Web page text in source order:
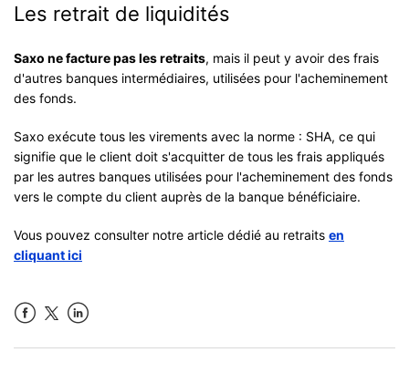
Les retrait de liquidités
Saxo ne facture pas les retraits, mais il peut y avoir des frais
d'autres banques intermédiaires, utilisées pour l'acheminement
des fonds.
Saxo exécute tous les virements avec la norme : SHA, ce qui
signifie que le client doit s'acquitter de tous les frais appliqués
par les autres banques utilisées pour l'acheminement des fonds
vers le compte du client auprès de la banque bénéficiaire.
Vous pouvez consulter notre article dédié au retraits en
cliquant ici